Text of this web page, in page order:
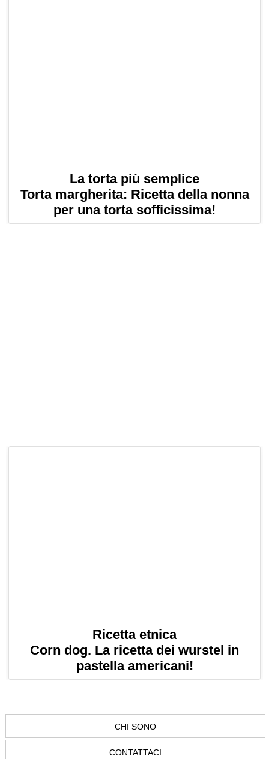
La torta più semplice
Torta margherita: Ricetta della nonna
per una torta sofficissima!
Ricetta etnica
Corn dog. La ricetta dei wurstel in
pastella americani!
CHI SONO
CONTATTACI